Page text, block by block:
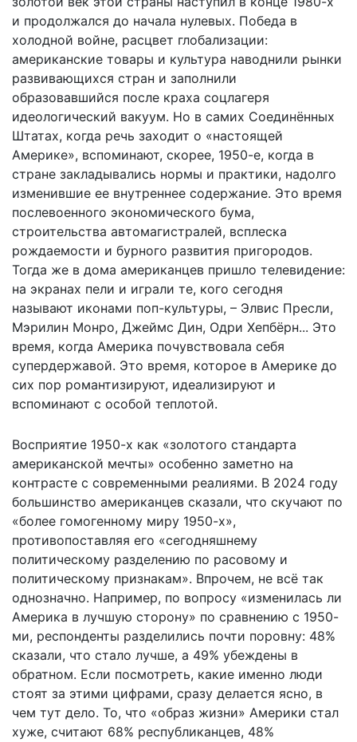
и продолжался до начала нулевых. Победа в
холодной войне, расцвет глобализации:
американские товары и культура наводнили рынки
развивающихся стран и заполнили
образовавшийся после краха соцлагеря
идеологический вакуум. Но в самих Соединённых
Штатах, когда речь заходит о «настоящей
Америке», вспоминают, скорее, 1950-е, когда в
стране закладывались нормы и практики, надолго
изменившие ее внутреннее содержание. Это время
послевоенного экономического бума,
строительства автомагистралей, всплеска
рождаемости и бурного развития пригородов.
Тогда же в дома американцев пришло телевидение:
на экранах пели и играли те, кого сегодня
называют иконами поп-культуры, – Элвис Пресли,
Мэрилин Монро, Джеймс Дин, Одри Хепбёрн... Это
время, когда Америка почувствовала себя
супердержавой. Это время, которое в Америке до
сих пор романтизируют, идеализируют и
вспоминают с особой теплотой.
Восприятие 1950-х как «золотого стандарта
американской мечты» особенно заметно на
контрасте с современными реалиями. В 2024 году
большинство американцев сказали, что скучают по
«более гомогенному миру 1950-х»,
противопоставляя его «сегодняшнему
политическому разделению по расовому и
политическому признакам». Впрочем, не всё так
однозначно. Например, по вопросу «изменилась ли
Америка в лучшую сторону» по сравнению с 1950-
ми, респонденты разделились почти поровну: 48%
сказали, что стало лучше, а 49% убеждены в
обратном. Если посмотреть, какие именно люди
стоят за этими цифрами, сразу делается ясно, в
чем тут дело. То, что «образ жизни» Америки стал
хуже, считают 68% республиканцев, 48%